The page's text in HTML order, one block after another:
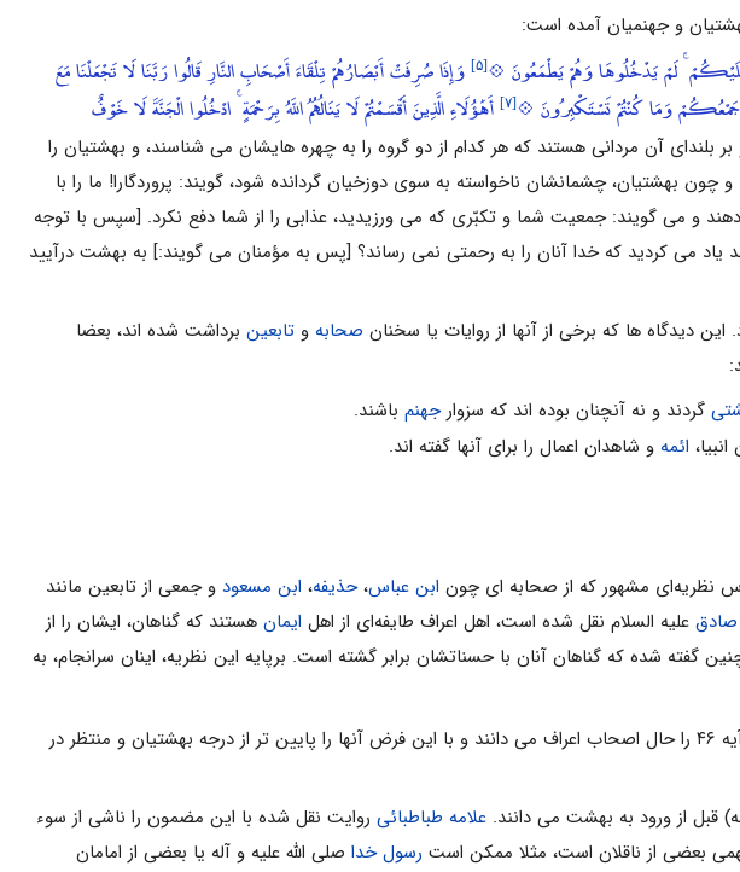
و جهنمیان آمده است:
عَلَيْكُمْ ۚ لَمْ يَدْخُلُوهَا وَهُمْ يَطْمَعُونَ 💠[۵] وَإِذَا صُرِفَتْ أَبْصَارُهُمْ تِلْقَاءَ أَصْحَابِ النَّارِ قَالُوا رَبَّنَا لَا تَجْعَلْنَا مَعَ
جَمْعُكُمْ وَمَا كُنْتُمْ تَسْتَكْبِرُونَ 💠[۷] أَهَٰؤُلَاءِ الَّذِينَ أَقْسَمْتُمْ لَا يَنَالُهُمُ اللَّهُ بِرَحْمَةٍ ۚ ادْخُلُوا الْجَنَّةَ لَا خَوْفٌ
آن مردانى هستند که هر کدام از دو گروه را به چهره هایشان مى‏ شناسند، و بهشتیان را
چون بهشتیان، چشمانشان ناخواسته به سوى دوزخیان گردانده شود، گویند: پروردگارا! ما را با
دهند و مى‏ گویند: جمعیت شما و تکبّرى که مى‏ ورزیدید، عذابى را از شما دفع نکرد. [سپس با توجه
یاد مى ‏کردید که خدا آنان را به رحمتى نمى‏ رساند؟ [پس به مؤمنان مى‏ گویند:] به بهشت درآیید
دیدگاه ها که برخی از آنها از روایات یا سخنان صحابه و تابعین برداشت شده اند، بعضا
گردند و نه آنچنان بوده اند که سزوارجهنمباشند.
ائمهو شاهدان اعمال را برای آنها گفته اند.
نظریه‌ای‌ مشهور که‌ از صحابه اى‌ چون‌ ابن‌ عباس‌،حذیفه‌، ابن‌ مسعود و جمعى‌ از تابعین‌ مانند
صادق‌ علیه السلام نقل‌ شده‌ است‌، اهل‌ اعراف‌ طایفه‌ای‌ از اهل‌ ایمان هستند که‌ گناهان‌، ایشان‌ را از
شده‌ که‌ گناهان‌ آنان‌ با حسناتشان‌ برابر گشته‌ است‌. برپایه این‌ نظریه‌، اینان‌ سرانجام‌، به‌
در آیه ۴۶ را حال اصحاب اعراف می دانند و با این فرض آنها را پایین تر از درجه بهشتیان و منتظر در
قبل از ورود به بهشت می دانند. علامه طباطبائی روایت نقل شده با این مضمون را ناشی از سوء
بعضی از ناقلان است، مثلا ممکن است رسول خدا صلی الله علیه و آله یا بعضى از امامان